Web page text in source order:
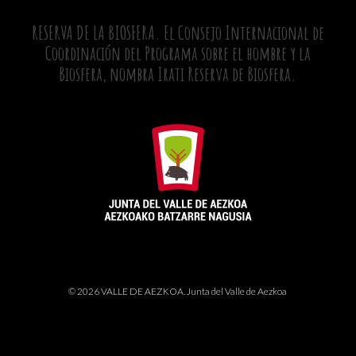
RESERVA DE LA BIOSFERA. El Consejo Internacional de
Coordinación del Programa sobre el hombre y la
Biosfera, nombra Irati Reserva de Biosfera.
© 2026 VALLE DE AEZKOA. Junta del Valle de Aezkoa